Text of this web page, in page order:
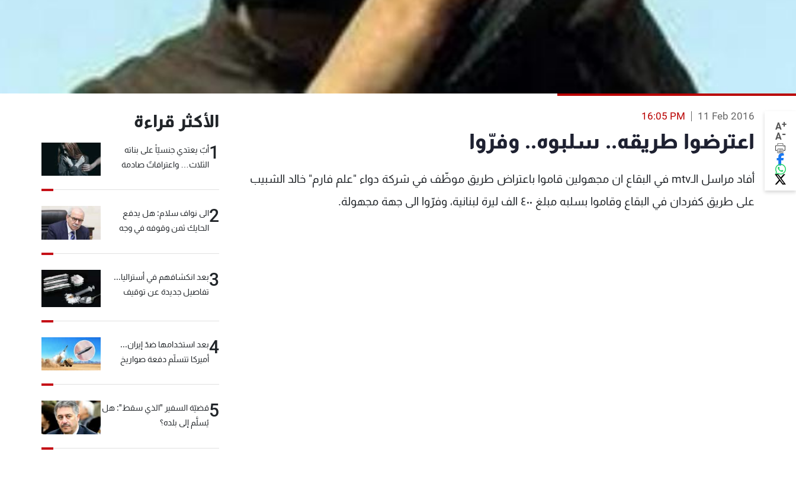
A+
A-
11 Feb 2016
16:05 PM
اعترضوا طريقه.. سلبوه.. وفرّوا
أفاد مراسل الـmtv في البقاع ان مجهولين قاموا باعتراض طريق موظّف في شركة دواء "علم فارم" خالد الشبيب
على طريق كفردان في البقاع وقاموا بسلبه مبلغ ٤٠٠ الف ليرة لبنانية، وفرّوا الى جهة مجهولة.
الأكثر قراءة
1أبٌ يعتدي جنسيّاً على بناته
الثلاث… واعترافاتٌ صادمة
2الى نواف سلام: هل يدفع
الحايك ثمن وقوفه في وجه
3بعد انكشافهم في أستراليا...
تفاصيل جديدة عن توقيف
4بعد استخدامها ضدّ إيران...
أميركا تتسلّم دفعة صواريخ
5قضيّة السفير "الذي سقط": هل
يُسلَّم إلى بلده؟